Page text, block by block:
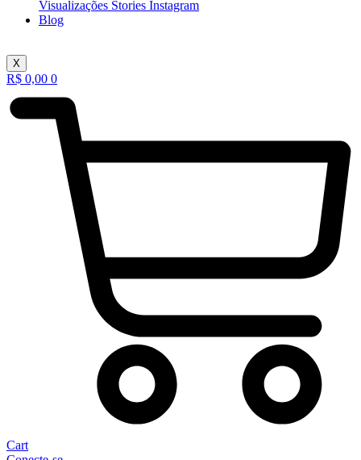
Visualizações Stories Instagram
Blog
X
R$ 0,00 0
Cart